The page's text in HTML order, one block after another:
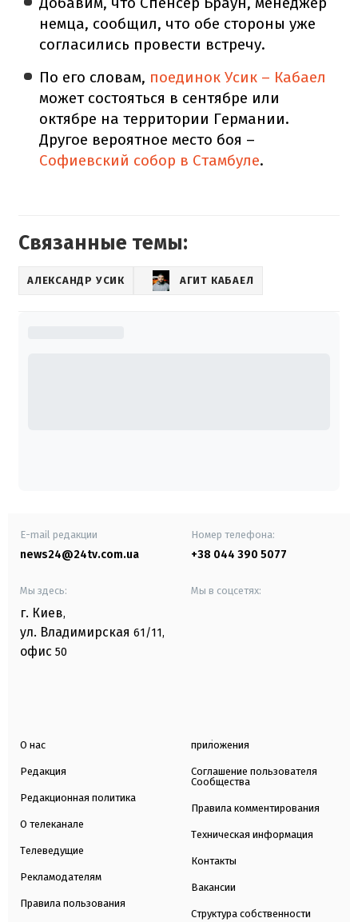
немца, сообщил, что обе стороны уже
согласились провести встречу.
По его словам, поединок Усик – Кабаел
может состояться в сентябре или
октябре на территории Германии.
Другое вероятное место боя –
Софиевский собор в Стамбуле.
Связанные темы:
АЛЕКСАНДР УСИК АГИТ КАБАЕЛ
E-mail редакции
news24@24tv.com.ua
Номер телефона:
+38 044 390 5077
Мы здесь:
г. Киев,
ул. Владимирская 61/11,
офис 50
Мы в соцсетях:
О нас
Редакция
Редакционная политика
О телеканале
Телеведущие
Рекламодателям
Правила пользования
приложения
Соглашение пользователя
Сообщества
Правила комментирования
Техническая информация
Контакты
Вакансии
Структура собственности